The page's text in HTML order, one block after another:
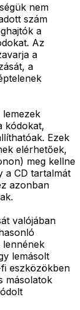
nem
szám
a
Az
a
a
lemezek
kódokat,
Ezek
elérhetőek,
meg kellne
a CD tartalmát
azonban
valójában
lennének
lemásolt
eszközökben
másolatok